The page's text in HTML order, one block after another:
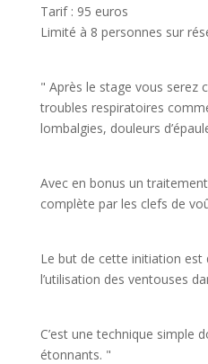
Tarif : 95 euros
Limité à 8 personnes sur
" Après le stage vous serez
troubles respiratoires
lombalgies, douleurs
Avec en bonus un
complète par les clefs de
Le but de cette initiation est
l’utilisation des ventouses
C’est une technique simple
étonnants. "